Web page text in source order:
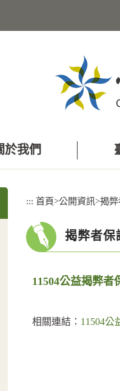
於我們
::: 首頁>公開資訊>揭弊
揭弊者保
11504公益揭弊
相關連結： 11504公